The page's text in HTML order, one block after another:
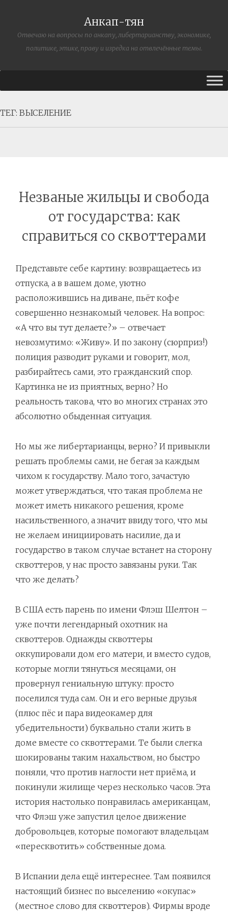
Анкап-тян
Отвечаю на вопросы по анкапу, либертарианству, экономике,
политике, этике, праву и изредка на отвлечённые темы.
ТЕГ: ВЫСЕЛЕНИЕ
Незваные жильцы и свобода
от государства: как
справиться со сквоттерами
Представьте себе картину: возвращаетесь из
отпуска, а в вашем доме, уютно
расположившись на диване, пьёт кофе
совершенно незнакомый человек. На вопрос:
«А что вы тут делаете?» – отвечает
невозмутимо: «Живу». И по закону (сюрприз!)
полиция разводит руками и говорит, мол,
разбирайтесь сами, это гражданский спор.
Картинка не из приятных, верно? Но
реальность такова, что во многих странах это
абсолютно обыденная ситуация.
Но мы же либертарианцы, верно? И привыкли
решать проблемы сами, не бегая за каждым
чихом к государству. Мало того, зачастую
может утверждаться, что такая проблема не
может иметь никакого решения, кроме
насильственного, а значит ввиду того, что мы
не желаем инициировать насилие, да и
государство в таком случае встанет на сторону
сквоттеров, у нас просто завязаны руки. Так
что же делать?
В США есть парень по имени Флэш Шелтон –
уже почти легендарный охотник на
сквоттеров. Однажды сквоттеры
оккупировали дом его матери, и вместо судов,
которые могли тянуться месяцами, он
провернул гениальную штуку: просто
поселился туда сам. Он и его верные друзья
(плюс пёс и пара видеокамер для
убедительности) буквально стали жить в
доме вместе со сквоттерами. Те были слегка
шокированы таким нахальством, но быстро
поняли, что против наглости нет приёма, и
покинули жилище через несколько часов. Эта
история настолько понравилась американцам,
что Флэш уже запустил целое движение
добровольцев, которые помогают владельцам
«пересквотить» собственные дома.
В Испании дела ещё интереснее. Там появился
настоящий бизнес по выселению «окупас»
(местное слово для сквоттеров). Фирмы вроде